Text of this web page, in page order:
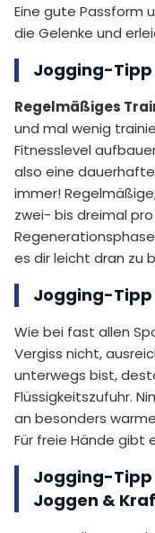
Eine gute Passform
die Gelenke und
Jogging-Tipp
Regelmäßiges
und mal wenig
Fitnesslevel
also eine
immer!
zwei- bis dreimal
es dir leicht dran zu
Jogging-Tipp
Wie bei fast allen
Vergiss nicht,
unterwegs bist,
Flüssigkeitszufuhr.
an besonders
Für freie Hände gibt
Jogging-Tipp
Joggen &